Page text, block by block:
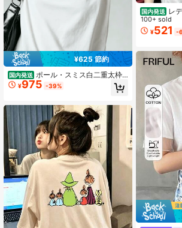
¥625 節約
国内発送 ポール・スミス白二重太枠
ピンク長方形下地 濃ワインレッド大
文字胸ワンポイントロゴプリント ブ
00%綿 男女兼用 ルーズシルエット
英国デザイナーズカジュアル夏トッ
¥975 -39%
国内発送 レ
元niko and..
ルーズシル
アル夏トッ
100+ sold
¥521 -